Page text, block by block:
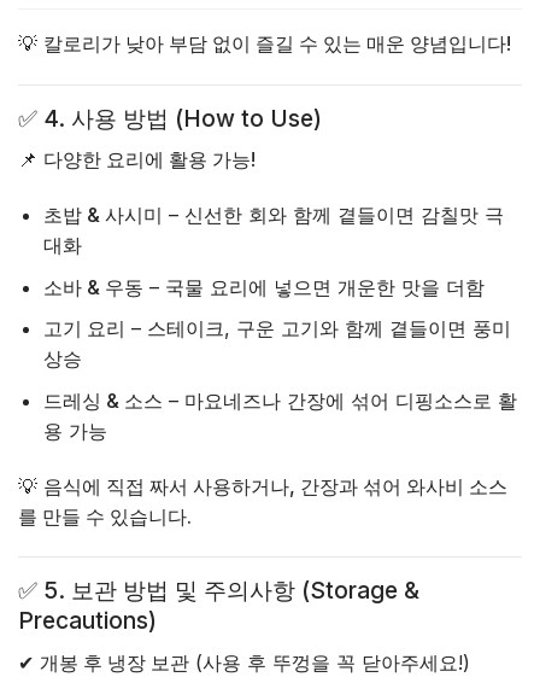
💡 칼로리가 낮아 부담 없이 즐길 수 있는 매운 양념입니다!
✅ 4. 사용 방법 (How to Use)
📌 다양한 요리에 활용 가능!
초밥 & 사시미 – 신선한 회와 함께 곁들이면 감칠맛 극
대화
소바 & 우동 – 국물 요리에 넣으면 개운한 맛을 더함
고기 요리 – 스테이크, 구운 고기와 함께 곁들이면 풍미
상승
드레싱 & 소스 – 마요네즈나 간장에 섞어 디핑소스로 활
용 가능
💡 음식에 직접 짜서 사용하거나, 간장과 섞어 와사비 소스
를 만들 수 있습니다.
✅ 5. 보관 방법 및 주의사항 (Storage &
Precautions)
✔ 개봉 후 냉장 보관 (사용 후 뚜껑을 꼭 닫아주세요!)